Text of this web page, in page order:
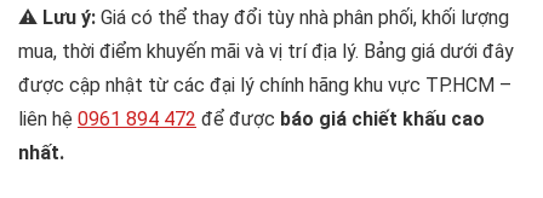
⚠️ Lưu ý: Giá có thể thay đổi tùy nhà phân phối, khối lượng
mua, thời điểm khuyến mãi và vị trí địa lý. Bảng giá dưới đây
được cập nhật từ các đại lý chính hãng khu vực TP.HCM –
liên hệ 0961 894 472 để được báo giá chiết khấu cao
nhất.